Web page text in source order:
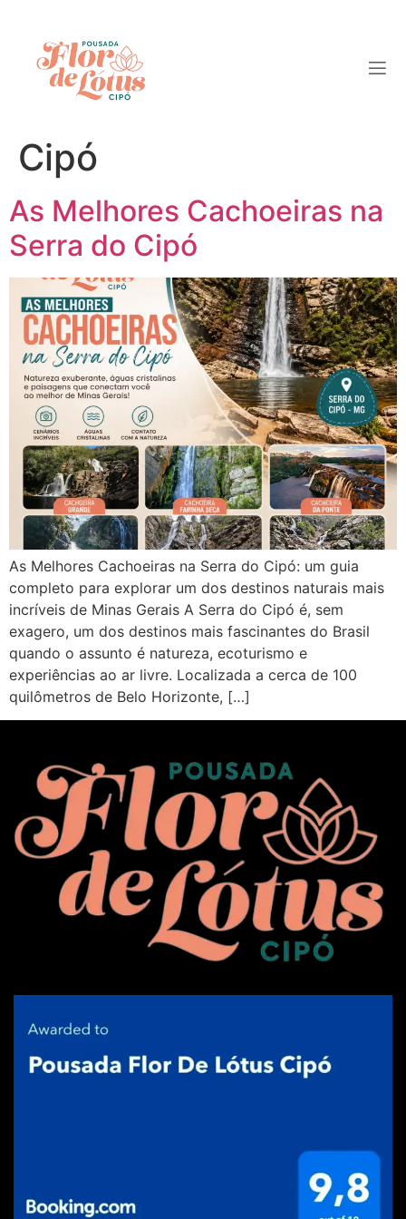
Tag:trilhas e
cachoeiras Serra do
Cipó
As Melhores Cachoeiras na
Serra do Cipó
As Melhores Cachoeiras na Serra do Cipó: um guia
completo para explorar um dos destinos naturais mais
incríveis de Minas Gerais A Serra do Cipó é, sem
exagero, um dos destinos mais fascinantes do Brasil
quando o assunto é natureza, ecoturismo e
experiências ao ar livre. Localizada a cerca de 100
quilômetros de Belo Horizonte, […]